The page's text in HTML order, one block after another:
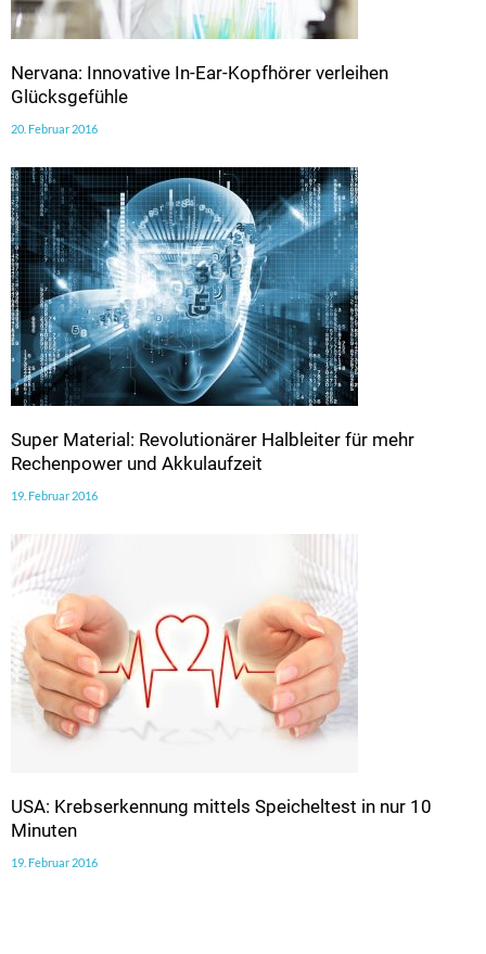
Nervana: Innovative In-Ear-Kopfhörer verleihen
Glücksgefühle
20. Februar 2016
Super Material: Revolutionärer Halbleiter für mehr
Rechenpower und Akkulaufzeit
19. Februar 2016
USA: Krebserkennung mittels Speicheltest in nur 10
Minuten
19. Februar 2016